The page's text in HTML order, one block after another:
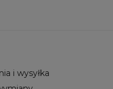
i wysyłka